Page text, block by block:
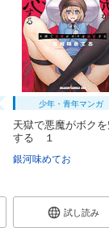
少年・青年マンガ
天獄で悪魔がボク
する １
銀河味めてお
試し読み